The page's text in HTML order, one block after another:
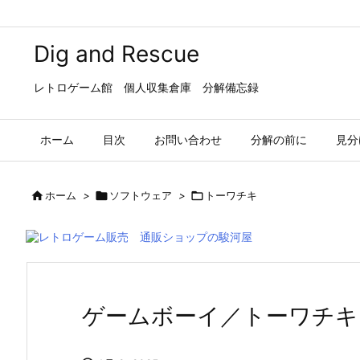
Dig and Rescue
レトロゲーム館 個人収集倉庫 分解備忘録
ホーム 目次 お問い合わせ 分解の前に 見
ホーム >  ソフトウェア >  トーワチキ
ゲームボーイ／トーワチキ